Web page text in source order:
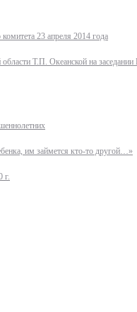
23 апреля 2014 года
Т.П. Океанской на
им займется кто-то другой…»
г.